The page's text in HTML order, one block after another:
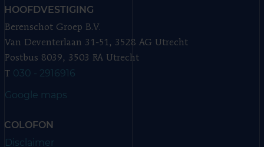
HOOFDVESTIGING
Berenschot Groep B.V.
Van Deventerlaan 31-51, 3528 AG Utrecht
Postbus 8039, 3503 RA Utrecht
T 030 - 2916916
Google maps
COLOFON
Disclaimer